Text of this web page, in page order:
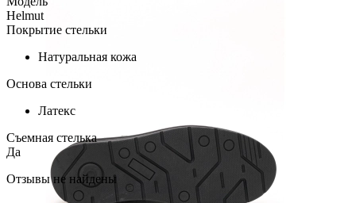
Helmut
Покрытие стельки
Натуральная кожа
Основа стельки
Латекс
Съемная стелька
Да
Отзывы не найдены